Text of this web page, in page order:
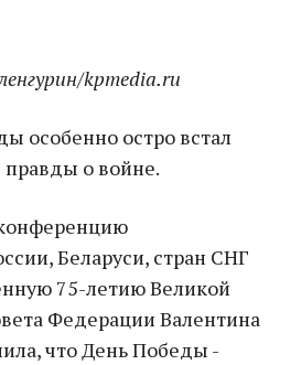
kpmedia.ru
особенно остро встал
правды о войне.
Беларуси, стран СНГ
75-летию Великой
Федерации Валентина
что День Победы -